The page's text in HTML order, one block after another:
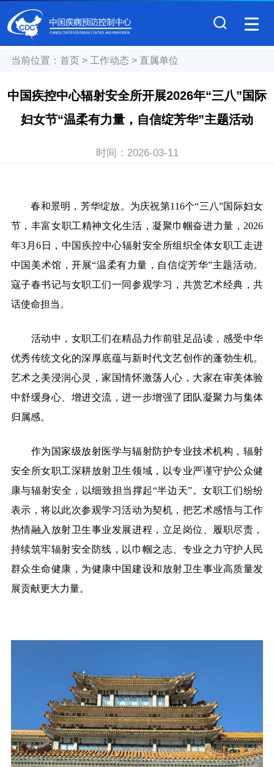
当前位置： 首页> 工作动态 > 直属单位
中国疾控中心辐射安全所开展2026年“三八”国际
妇女节“温柔有力量，自信绽芳华”主题活动
时间： 2026-03-11
春和景明，芳华绽放。为庆祝第116个“三八”国际妇女
节，丰富女职工精神文化生活，凝聚巾帼奋进力量，2026
年3月6日，中国疾控中心辐射安全所组织全体女职工走进
中国美术馆，开展“温柔有力量，自信绽芳华”主题活动。
寇子春书记与女职工们一同参观学习，共赏艺术经典，共
话使命担当。
活动中，女职工们在精品力作前驻足品读，感受中华
优秀传统文化的深厚底蕴与新时代文艺创作的蓬勃生机。
艺术之美浸润心灵，家国情怀激荡人心，大家在审美体验
中舒缓身心、增进交流，进一步增强了团队凝聚力与集体
归属感。
作为国家级放射医学与辐射防护专业技术机构，辐射
安全所女职工深耕放射卫生领域，以专业严谨守护公众健
康与辐射安全，以细致担当撑起“半边天”。女职工们纷纷
表示，将以此次参观学习活动为契机，把艺术感悟与工作
热情融入放射卫生事业发展进程，立足岗位、履职尽责，
持续筑牢辐射安全防线，以巾帼之志、专业之力守护人民
群众生命健康，为健康中国建设和放射卫生事业高质量发
展贡献更大力量。